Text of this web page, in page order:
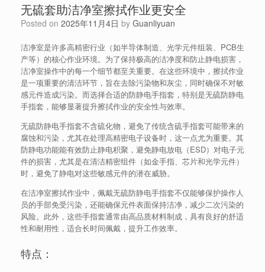
无硫套助洁净室擦拭作业更安全
Posted on 2025年11月4日 by Guanliyuan
洁净室是许多高精密行业（如半导体制造、光学元件组装、PCB生
产等）的核心作业环境。为了保持极高的洁净度和防止静电损害，
洁净室操作中的每一个细节都至关重要。在这些环境中，擦拭作业
是一项重要的清洁环节，旨在去除污染物和灰尘，同时确保不对敏
感元件造成污染。而选择合适的防静电手指套，特别是无硫防静电
手指套，能够显著提升擦拭作业的安全性与效率。
无硫防静电手指套不含硫化物，避免了传统含硫手指套可能带来的
腐蚀和污染，尤其在处理高精密电子设备时，这一点尤为重要。其
防静电功能能有效防止静电积聚，避免静电放电（ESD）对电子元
件的损害，尤其是在清洁精密组件（如金手指、芯片和光学元件）
时，避免了静电对这些敏感元件的潜在威胁。
在洁净室擦拭作业中，佩戴无硫防静电手指套不仅能够保护操作人
员的手部免受污染，还能确保元件表面保持洁净，减少二次污染的
风险。此外，这些手指套通常由高品质材料制成，具有良好的舒适
性和耐用性，适合长时间佩戴，提升工作效率。
特点：